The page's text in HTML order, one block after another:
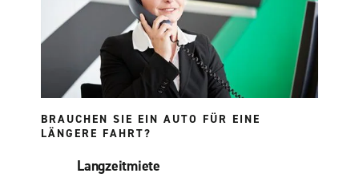
BRAUCHEN SIE EIN AUTO FÜR EINE
LÄNGERE FAHRT?
Langzeitmiete